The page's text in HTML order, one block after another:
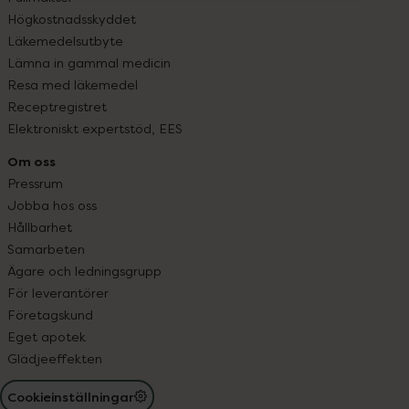
Högkostnadsskyddet
Läkemedelsutbyte
Lämna in gammal medicin
Resa med läkemedel
Receptregistret
Elektroniskt expertstöd, EES
Om oss
Pressrum
Jobba hos oss
Hållbarhet
Samarbeten
Ägare och ledningsgrupp
För leverantörer
Företagskund
Eget apotek
Glädjeeffekten
Cookieinställningar